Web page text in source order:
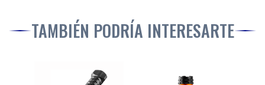
TAMBIÉN PODRÍA INTERESARTE